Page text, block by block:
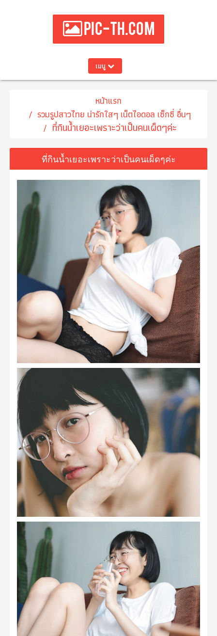
PIC-TH.COM
เมนู
หน้าแรก
รวมรูปสาวไทย น่ารักใสๆ เน็ตไอดอล เซ็กซี่ อื่นๆ
ที่กินน้ำเยอะเพราะว่าเป็นคนเผ็ดๆค่ะ
ที่กินน้ำเยอะเพราะว่าเป็นคนเผ็ดๆค่ะ